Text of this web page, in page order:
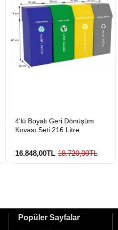
GÖNDERİ
4'lü Boyalı Geri Dönüşüm
Kovası Seti 216 Litre
16.848,00TL 18.720,00TL
Popüler Sayfalar